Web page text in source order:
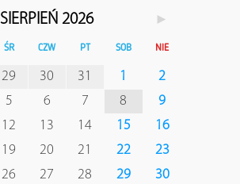
SIERPIEŃ 2026 ►
ŚR CZW PT SOB NIE
29 30 31 1
2
5 6 7 8
9
12 13 14 15
16
19 20 21 22
23
26 27 28 29 30